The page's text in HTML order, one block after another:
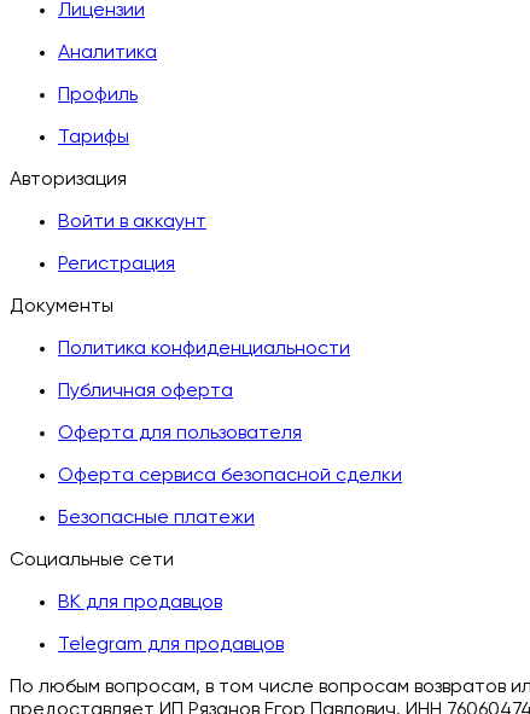
Лицензии
Аналитика
Профиль
Тарифы
Авторизация
Войти в аккаунт
Регистрация
Документы
Политика конфиденциальности
Публичная оферта
Оферта для пользователя
Оферта сервиса безопасной сделки
Безопасные платежи
Социальные сети
ВК для продавцов
Telegram для продавцов
По любым вопросам, в том числе вопросам возвратов